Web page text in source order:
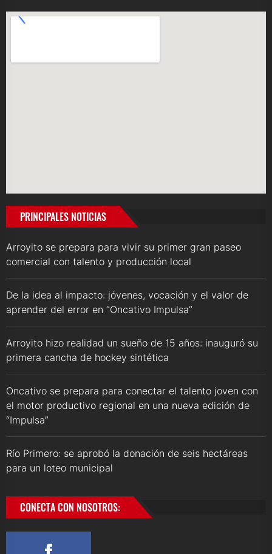
PRINCIPALES NOTICIAS
Arroyito se prepara para vivir su primer gran paseo
comercial con talento y producción local
De la idea al impacto: jóvenes, vocación y el valor de
aprender del error en “Oncativo Impulsa”
Arroyito hizo realidad un sueño de 15 años: inauguró su
primera cancha de hockey sintética
Oncativo se prepara para conectar el talento joven con
el motor productivo regional en una nueva edición de
“Impulsa”
Río Primero: se aprobó la donación de seis hectáreas
para un loteo municipal
CONECTA CON NOSOTROS: